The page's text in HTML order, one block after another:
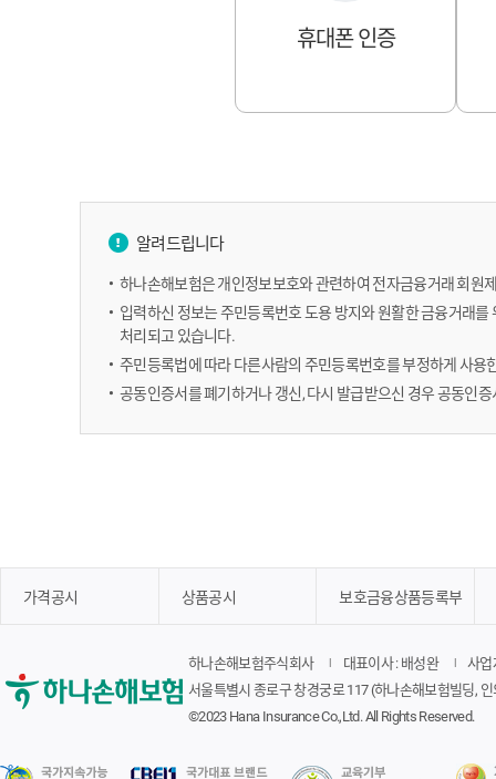
휴대폰 인증
알려드립니다
하나손해보험은 개인정보보호와 관련하여 전자금융거래 회원
입력하신 정보는 주민등록번호 도용 방지와 원활한 금융거래
처리되고 있습니다.
주민등록법에 따라 다른사람의 주민등록번호를 부정하게 사용
공동인증서를 폐기하거나 갱신, 다시 발급받으신 경우 공동인
가격공시 상품공시 보호금융상품등록부
하나손해보험주식회사 대표이사 : 배성완
사업
서울특별시 종로구 창경궁로 117 (하나손해보험빌딩,
©2023 Hana Insurance Co.,Ltd. All Rights Reserved.